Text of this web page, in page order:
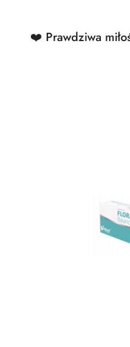
Pomiń karuzelę
Produkty
❤️ Prawdziwa